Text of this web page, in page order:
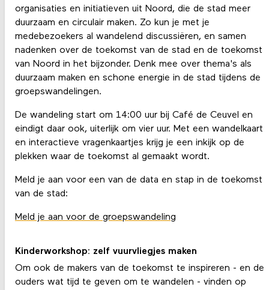
organisaties en initiatieven uit Noord, die de stad meer
duurzaam en circulair maken. Zo kun je met je
medebezoekers al wandelend discussiëren, en samen
nadenken over de toekomst van de stad en de toekomst
van Noord in het bijzonder. Denk mee over thema's als
duurzaam maken en schone energie in de stad tijdens de
groepswandelingen.
De wandeling start om 14:00 uur bij Café de Ceuvel en
eindigt daar ook, uiterlijk om vier uur. Met een wandelkaart
en interactieve vragenkaartjes krijg je een inkijk op de
plekken waar de toekomst al gemaakt wordt.
Meld je aan voor een van de data en stap in de toekomst
van de stad:
Meld je aan voor de groepswandeling
Kinderworkshop: zelf vuurvliegjes maken
Om ook de makers van de toekomst te inspireren - en de
ouders wat tijd te geven om te wandelen - vinden op